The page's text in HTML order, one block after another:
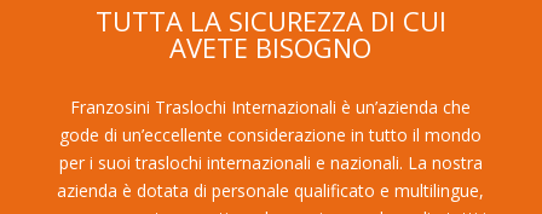
TUTTA LA SICUREZZA DI CUI
AVETE BISOGNO
Franzosini Traslochi Internazionali è un’azienda che
gode di un’eccellente considerazione in tutto il mondo
per i suoi traslochi internazionali e nazionali. La nostra
azienda è dotata di personale qualificato e multilingue,